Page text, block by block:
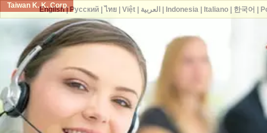
Taiwan K. K. Corp.
English| Русский| ไทย| Việt| العربية Indonesia| Italiano| 한국어